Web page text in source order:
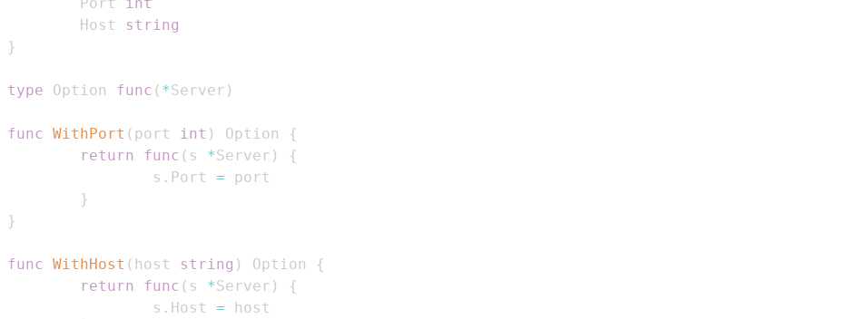
        Host
string
}
type Option func ( *Server )
func WithPort ( port int ) Option
{
return
func ( s *Server )
{
                s
. Port =
}
}
func WithHost ( host string ) Option
{
return
func ( s *Server )
{
                s
. Host =